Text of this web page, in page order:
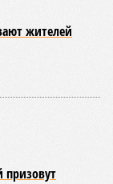
жителей
призовут